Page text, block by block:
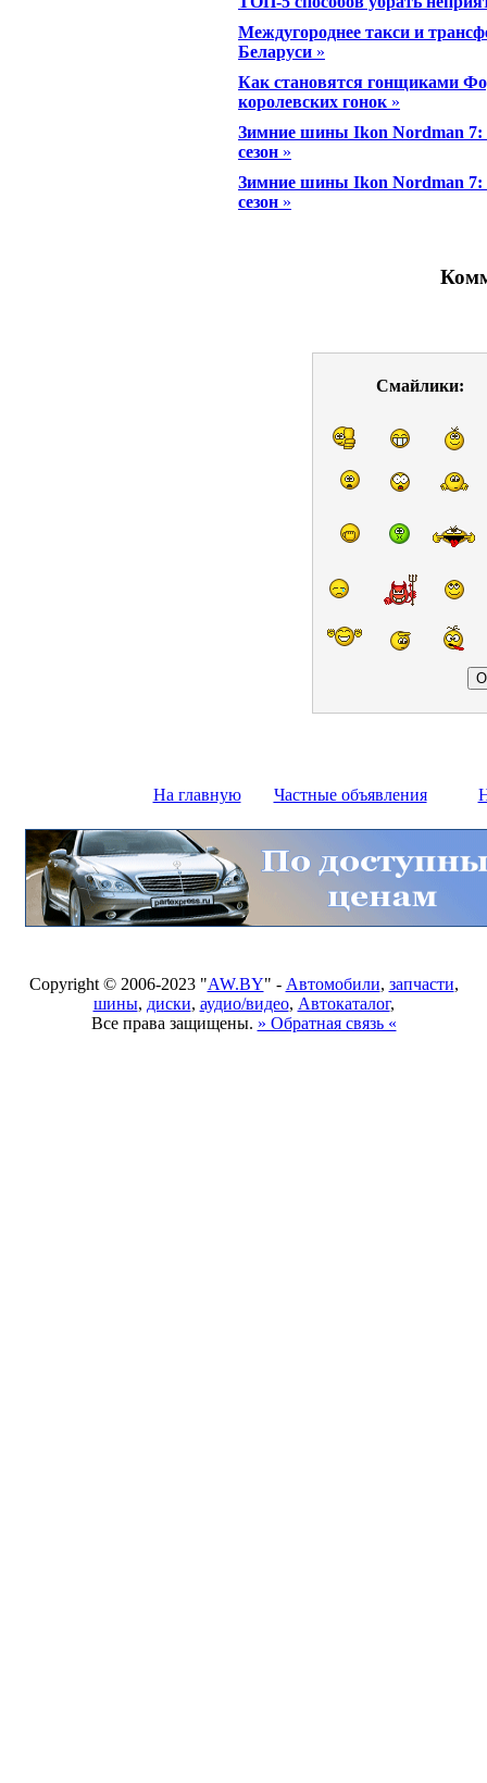
Междугороднее такси и
Беларуси »
Как становятся гонщиками
королевских гонок »
Зимние шины Ikon Nordman 7:
сезон »
Зимние шины Ikon Nordman 7:
сезон »
Смайлики:
На главную Частные объявления
Copyright © 2006-2023 "AW.BY" - Автомобили, запчасти,
шины, диски, аудио/видео, Автокаталог,
Все права защищены. » Обратная связь «